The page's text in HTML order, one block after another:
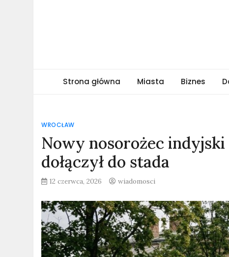
Strona główna Miasta Biznes
WROCŁAW
Nowy nosorożec
dołączył do stada
12 czerwca, 2026 wiadomosci